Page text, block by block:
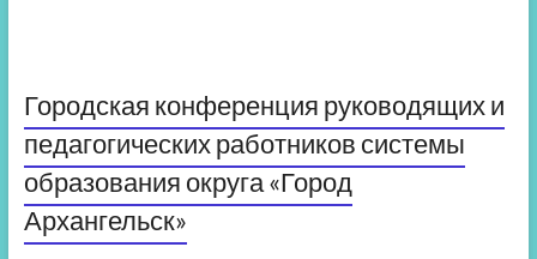
Городская конференция руководящих и
педагогических работников системы
образования округа «Город
Архангельск»